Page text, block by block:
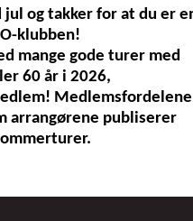
jul og takker for at du er
klubben!
mange gode turer med
60 år i 2026,
Medlemsfordelene
arrangørene publiserer